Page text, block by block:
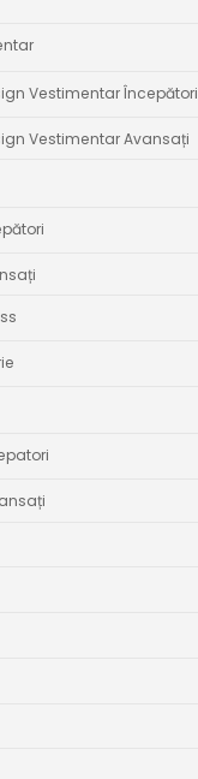
Vestimentar Începători
Vestimentar Avansați